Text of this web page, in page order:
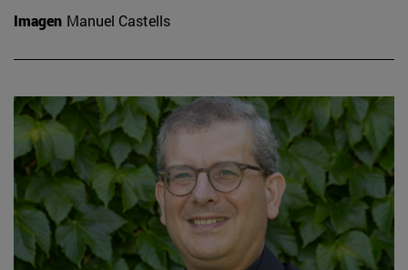
Imagen Manuel Castells